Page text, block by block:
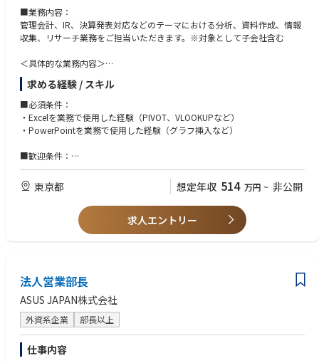
＜Key Responsibilities／職責＞
-市場機会の特定
-潜在的な顧客ニーズと市場動向を把握し、新しいビジネスチャンスを特定
-製品戦略の開発
-収益と収益性の目標に合わせた製品ポートフォリオ戦略の策定
-新製品の開発と既存製品の改良を計画
-部門横断的なコラボレーション
-R&D、垂直および地域の製品管理チームと緊密に連携して、製品コンセプ
トを改良
-PMOサポートと連携して、製品の発売スケジュールを監視し、シームレ
スな開発プロセスを確保
-収益性と市場での成功の確保
-定期的に販売データと市場のフィードバックを分析し、製品の改善を提案
慮した価格提案など）を提案
■業務内容：
管理会計、IR、決算発表対応などのテーマにおける分析、資料作成、情報
収集、リサーチ業務をご担当いただきます。※対象として子会社含む
＜具体的な業務内容＞
・管理会計…月次予実差異分析、予算策定
・IR…個人投資家及び機関投資家の対応（各種問い合わせ対応など）
・決算発表対応…決算発表資料作成
・資金調達（エクイティ）
・子会社設立、M＆A
※中期経営計画や、全社PJTの初期検討（運営事務局メンバーとしてPJTマ
【部署構成】
マネージャー（30代後半） ー スタッフ1名
求める経験 / スキル
■必須条件：
・Excelを業務で使用した経験（PIVOT、VLOOKUPなど）
・PowerPointを業務で使用した経験（グラフ挿入など）
■歓迎条件：
・マクロ関数（Excel）の業務使用経験
・IR業務経験3年以上
・経営企画業務経験3年以上
・会計知識（簿記2級）
東京都 想定年収 514 万円 ~ 非公開
求人エントリー
法人営業部長
ASUS JAPAN株式会社
外資系企業 部長以上
仕事内容